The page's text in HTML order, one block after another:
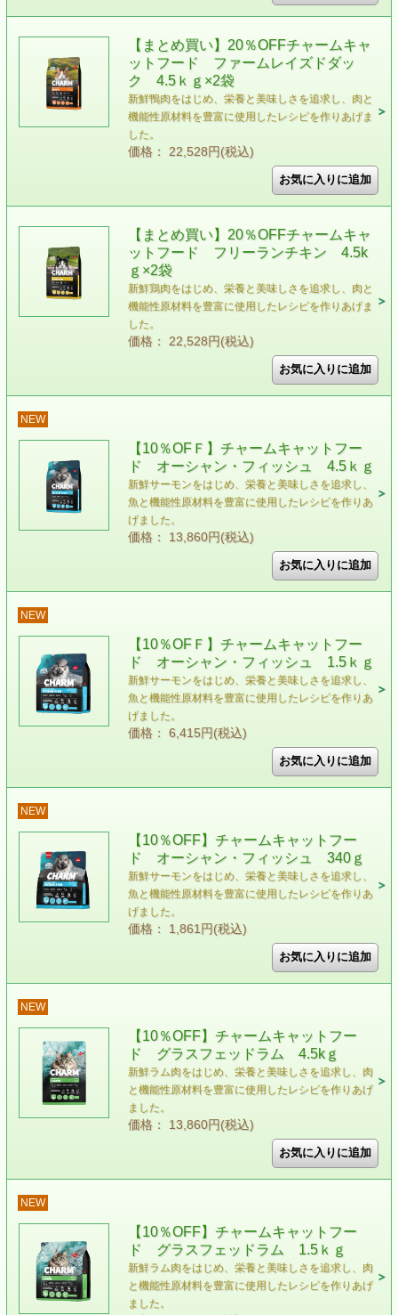
【まとめ買い】20％OFFチャームキャ
ットフード ファームレイズドダッ
ク 4.5ｋｇ×2袋
新鮮鴨肉をはじめ、栄養と美味しさを追求し、肉と
機能性原材料を豊富に使用したレシピを作りあげま
した。
価格： 22,528円(税込)
【まとめ買い】20％OFFチャームキャ
ットフード フリーランチキン 4.5k
ｇ×2袋
新鮮鶏肉をはじめ、栄養と美味しさを追求し、肉と
機能性原材料を豊富に使用したレシピを作りあげま
した。
価格： 22,528円(税込)
NEW
【10％OFＦ】チャームキャットフー
ド オーシャン・フィッシュ 4.5ｋｇ
新鮮サーモンをはじめ、栄養と美味しさを追求し、
魚と機能性原材料を豊富に使用したレシピを作りあ
げました。
価格： 13,860円(税込)
NEW
【10％OFＦ】チャームキャットフー
ド オーシャン・フィッシュ 1.5ｋｇ
新鮮サーモンをはじめ、栄養と美味しさを追求し、
魚と機能性原材料を豊富に使用したレシピを作りあ
げました。
価格： 6,415円(税込)
NEW
【10％OFF】チャームキャットフー
ド オーシャン・フィッシュ 340ｇ
新鮮サーモンをはじめ、栄養と美味しさを追求し、
魚と機能性原材料を豊富に使用したレシピを作りあ
げました。
価格： 1,861円(税込)
NEW
【10％OFF】チャームキャットフー
ド グラスフェッドラム 4.5kｇ
新鮮ラム肉をはじめ、栄養と美味しさを追求し、肉
と機能性原材料を豊富に使用したレシピを作りあげ
ました。
価格： 13,860円(税込)
NEW
【10％OFF】チャームキャットフー
ド グラスフェッドラム 1.5ｋｇ
新鮮ラム肉をはじめ、栄養と美味しさを追求し、肉
と機能性原材料を豊富に使用したレシピを作りあげ
ました。